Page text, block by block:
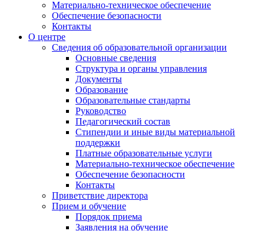
Материально-техническое обеспечение
Обеспечение безопасности
Контакты
О центре
Сведения об образовательной организации
Основные сведения
Структура и органы управления
Документы
Образование
Образовательные стандарты
Руководство
Педагогический состав
Стипендии и иные виды материальной
поддержки
Платные образовательные услуги
Материально-техническое обеспечение
Обеспечение безопасности
Контакты
Приветствие директора
Прием и обучение
Порядок приема
Заявления на обучение